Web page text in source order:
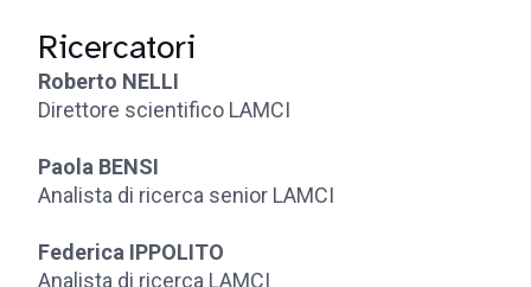
Ricercatori
Roberto NELLI
Direttore scientifico LAMCI
Paola BENSI
Analista di ricerca senior LAMCI
Federica IPPOLITO
Analista di ricerca LAMCI